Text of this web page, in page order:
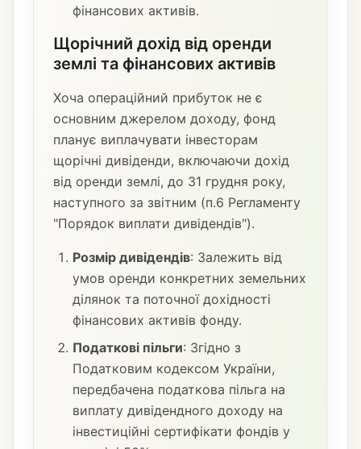
фінансових активів.
Щорічний дохід від оренди
землі та фінансових активів
Хоча операційний прибуток не є
основним джерелом доходу, фонд
планує виплачувати інвесторам
щорічні дивіденди, включаючи дохід
від оренди землі, до 31 грудня року,
наступного за звітним (п.6 Регламенту
"Порядок виплати дивідендів").
Розмір дивідендів: Залежить від
умов оренди конкретних земельних
ділянок та поточної дохідності
фінансових активів фонду.
Податкові пільги: Згідно з
Податковим кодексом України,
передбачена податкова пільга на
виплату дивідендного доходу на
інвестиційні сертифікати фондів у